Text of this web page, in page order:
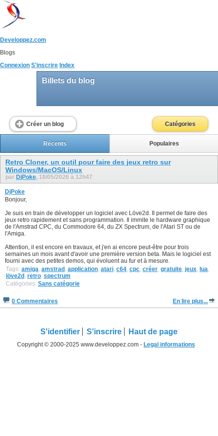
Developpez.com
Blogs
Connexion S'inscrire Index
Billets du blog
Créer un blog Catégories
Récents Populaires
Retro Cloner, un outil pour faire des jeux retro sur
Windows/MacOS/Linux
par DjPoke, 18/05/2026 à 12h47
DjPoke
Bonjour,
Je suis en train de développer un logiciel avec Löve2d. Il permet de faire des
jeux retro rapidement et sans programmation. Il immite le hardware graphique
de l'Amstrad CPC, du Commodore 64, du ZX Spectrum, de l'Atari ST ou de
l'Amiga.
Attention, il est encore en travaux, et j'en ai encore peut-être pour trois
semaines un mois avant d'avoir une première version beta. Mais le logiciel est
fourni avec des petites demos, qui évoluent au fur et à mesure.
Tags: amiga amstrad application atari c64 cpc créer gratuite jeux lua
löve2d retro spectrum
Catégories: Sans catégorie
0 Commentaires En lire plus...
S'identifier S'inscrire Haut de page
Copyright © 2000-2025 www.developpez.com - Legal informations